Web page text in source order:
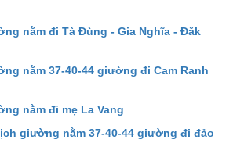
nằm đi Tà Đùng - Gia Nghĩa - Đăk
nằm 37-40-44 giường đi Cam Ranh
nằm đi mẹ La Vang
giường nằm 37-40-44 giường đi đảo